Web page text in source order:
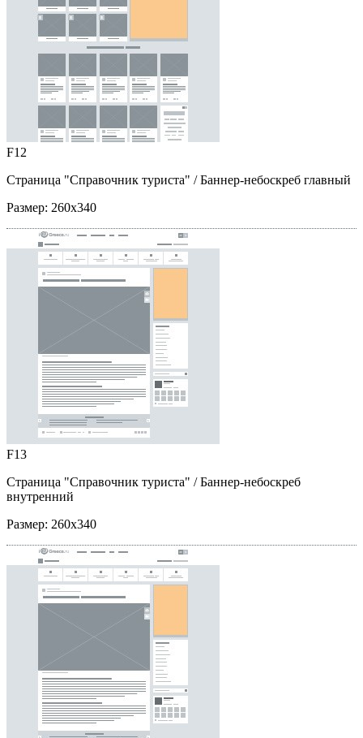
F12
Страница "Справочник туриста" / Баннер-небоскреб главный
Размер: 260x340
F13
Страница "Справочник туриста" / Баннер-небоскреб
внутренний
Размер: 260x340